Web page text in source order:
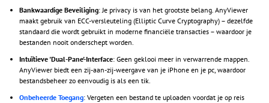
Bankwaardige Beveiliging: Je privacy is van het grootste belang. AnyViewer
maakt gebruik van ECC-versleuteling (Elliptic Curve Cryptography) – dezelfde
standaard die wordt gebruikt in moderne financiële transacties – waardoor je
bestanden nooit onderschept worden.
Intuïtieve 'Dual-Pane'-Interface: Geen geklooi meer in verwarrende mappen.
AnyViewer biedt een zij-aan-zij-weergave van je iPhone en je pc, waardoor
bestandsbeheer zo eenvoudig is als een tik.
Onbeheerde Toegang: Vergeten een bestand te uploaden voordat je op reis